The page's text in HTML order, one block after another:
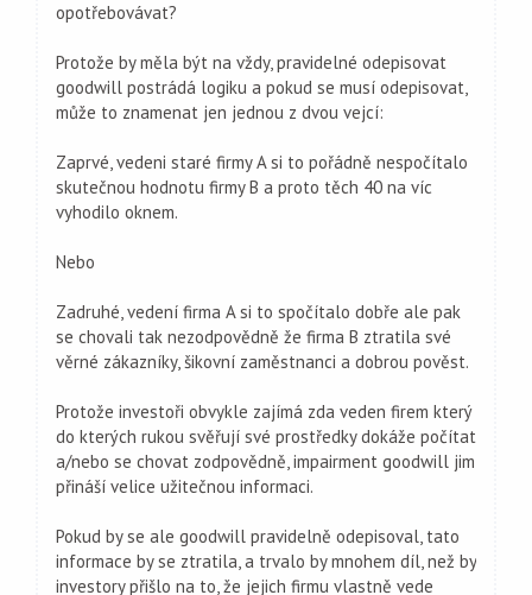
opotřebovávat?
Protože by měla být na vždy, pravidelné odepisovat
goodwill postrádá logiku a pokud se musí odepisovat,
může to znamenat jen jednou z dvou vejcí:
Zaprvé, vedeni staré firmy A si to pořádně nespočítalo
skutečnou hodnotu firmy B a proto těch 40 na víc
vyhodilo oknem.
Nebo
Zadruhé, vedení firma A si to spočítalo dobře ale pak
se chovali tak nezodpovědně že firma B ztratila své
věrné zákazníky, šikovní zaměstnanci a dobrou pověst.
Protože investoři obvykle zajímá zda veden firem který
do kterých rukou svěřují své prostředky dokáže počítat
a/nebo se chovat zodpovědně, impairment goodwill jim
přináší velice užitečnou informaci.
Pokud by se ale goodwill pravidelně odepisoval, tato
informace by se ztratila, a trvalo by mnohem díl, než by
investory přišlo na to, že jejich firmu vlastně vede